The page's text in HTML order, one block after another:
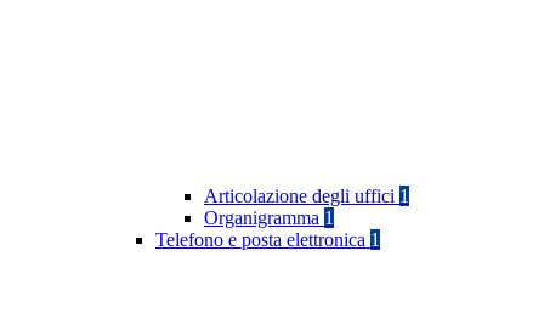
Articolazione degli uffici 1
Organigramma 1
Telefono e posta elettronica 1